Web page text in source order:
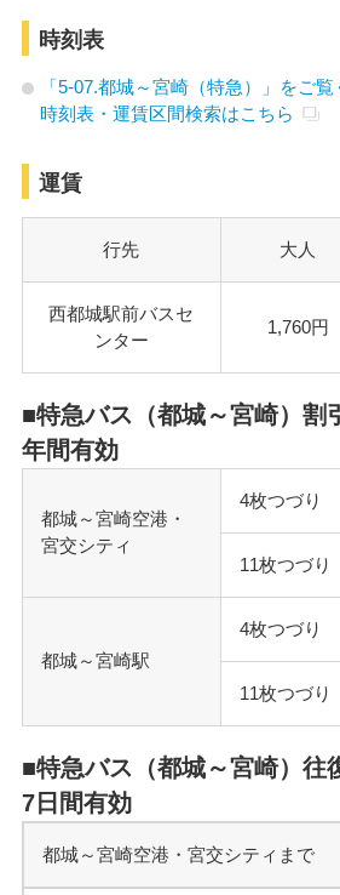
時刻表
「5-07.都城～宮崎（特急）」をご覧
時刻表・運賃区間検索はこちら
運賃
行先 大人
西都城駅前バスセ
ンター
1,760円
■特急バス（都城～宮崎）割
年間有効
都城～宮崎空港・
宮交シティ
4枚つづり
11枚つづり
都城～宮崎駅
4枚つづり
11枚つづり
■特急バス（都城～宮崎）往
7日間有効
都城～宮崎空港・宮交シティまで